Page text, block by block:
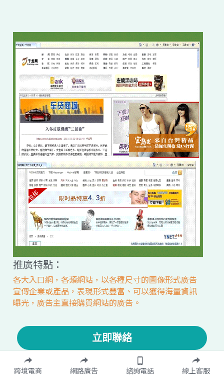
推廣特點：
各大入口網，各類網站，以各種尺寸的圖像形式廣告
宣傳企業或產品，表現形式豐富、可以獲得海量資訊
曝光，廣告主直接購買網站的廣告。
立即聯絡
跨境電商 網路廣告 諮詢電話 線上客服